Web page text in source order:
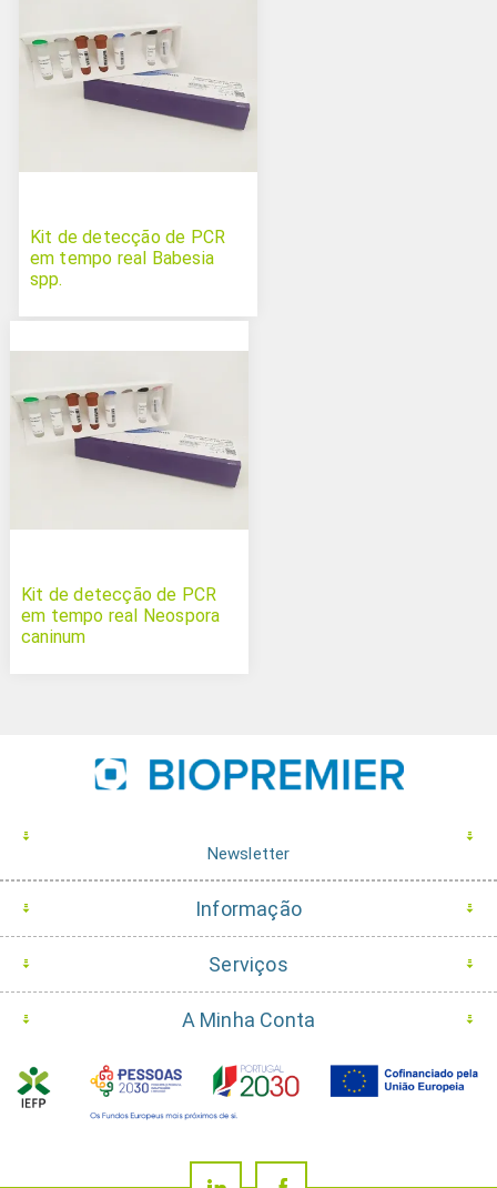
Kit de detecção de PCR
em tempo real Babesia
spp.
Kit de detecção de PCR
em tempo real Neospora
caninum
Newsletter
Informação
Serviços
A Minha Conta